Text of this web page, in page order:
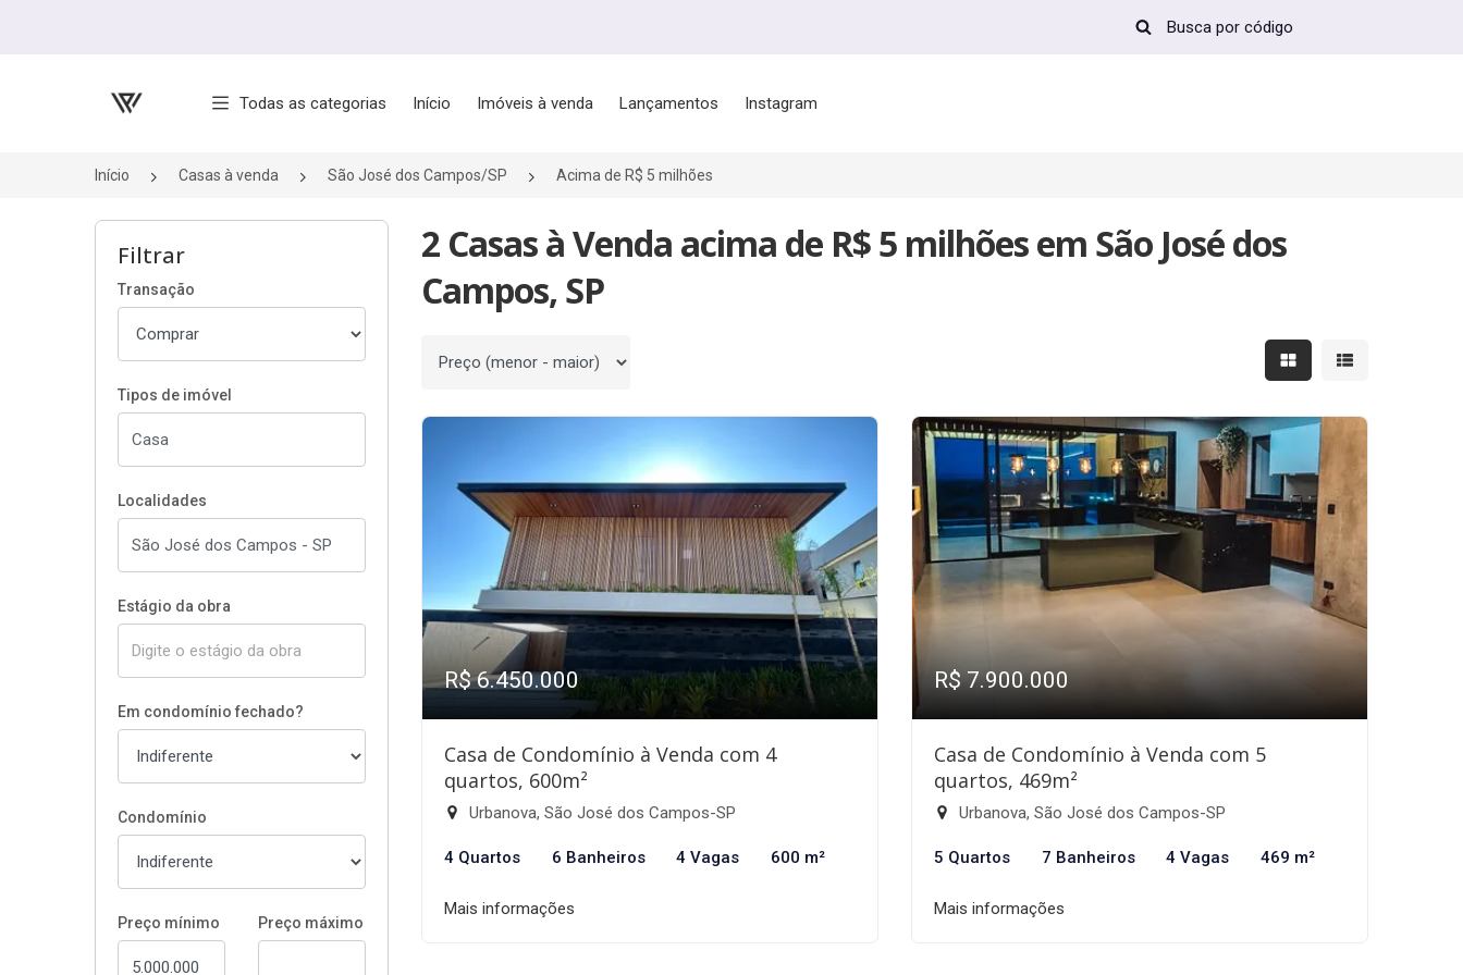
Página inicial
Todas as categorias Início Imóveis à venda Lançamentos Instagram
Início Casas à venda São José dos Campos/SP Acima de R$ 5 milhões
Filtrar
Transação
Tipos de imóvel
Localidades
Estágio da obra
Em condomínio fechado?
Condomínio
Preço mínimo Preço máximo
2 Casas à Venda acima de R$ 5 milhões em São José dos
Campos, SP
Ordenar por Mostrar resultados em
Mostrar
R$ 6.450.000
Casa de Condomínio à Venda com 4
quartos, 600m²
Urbanova, São José dos Campos-SP
4 Quartos 6 Banheiros 4 Vagas 600 m²
Mais informações
R$ 7.900.000
Casa de Condomínio à Venda com 5
quartos, 469m²
Urbanova, São José dos Campos-SP
5 Quartos 7 Banheiros 4 Vagas 469 m²
Mais informações